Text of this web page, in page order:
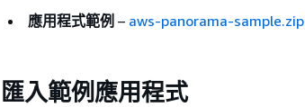
應用程式範例 – aws-panorama-sample.zip
匯入範例應用程式